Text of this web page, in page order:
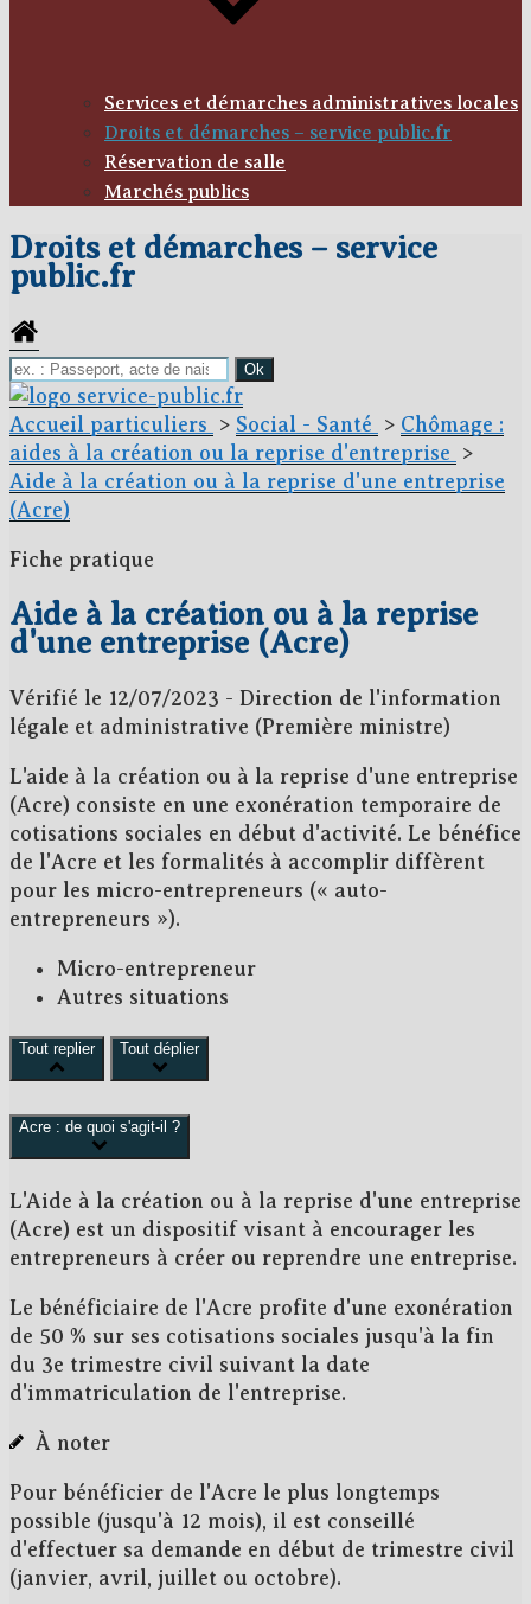
Services et démarches administratives locales
Droits et démarches – service public.fr
Réservation de salle
Marchés publics
Droits et démarches – service
public.fr
Accueil particuliers > Social - Santé > Chômage :
aides à la création ou la reprise d'entreprise >
Aide à la création ou à la reprise d'une entreprise
(Acre)
Fiche pratique
Aide à la création ou à la reprise
d'une entreprise (Acre)
Vérifié le 12/07/2023 - Direction de l'information
légale et administrative (Première ministre)
L'aide à la création ou à la reprise d'une entreprise
(Acre) consiste en une exonération temporaire de
cotisations sociales en début d'activité. Le bénéfice
de l'Acre et les formalités à accomplir diffèrent
pour les micro-entrepreneurs (« auto-
entrepreneurs »).
Micro-entrepreneur
Autres situations
Tout replier Tout déplier
Acre : de quoi s'agit-il ?
L'Aide à la création ou à la reprise d'une entreprise
(Acre) est un dispositif visant à encourager les
entrepreneurs à créer ou reprendre une entreprise.
Le bénéficiaire de l'Acre profite d'une exonération
de 50 % sur ses cotisations sociales jusqu'à la fin
du 3e trimestre civil suivant la date
d'immatriculation de l'entreprise.
À noter
Pour bénéficier de l'Acre le plus longtemps
possible (jusqu'à 12 mois), il est conseillé
d'effectuer sa demande en début de trimestre civil
(janvier, avril, juillet ou octobre).